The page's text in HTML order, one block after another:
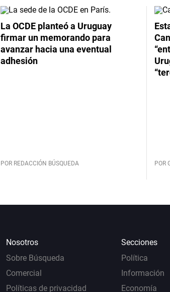
La OCDE planteó a Uruguay
firmar un memorando para
avanzar hacia una eventual
adhesión
POR REDACCIÓN BÚSQUEDA POR
Nosotros
Sobre Búsqueda
Comercial
Políticas de privacidad
Secciones
Política
Información
Economía